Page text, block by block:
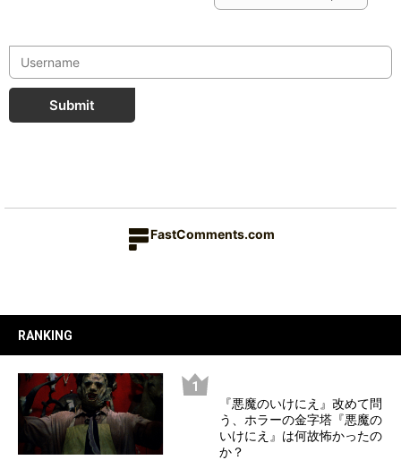
Submit
FastComments.com
RANKING
『悪魔のいけにえ』改めて問
う、ホラーの金字塔『悪魔の
いけにえ』は何故怖かったの
か？